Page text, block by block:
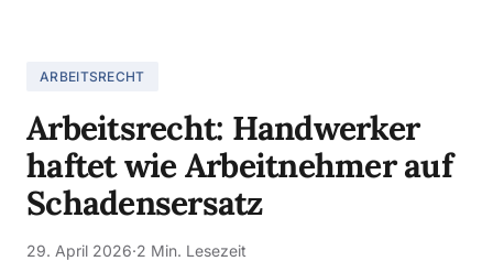
ARBEITSRECHT
Arbeitsrecht: Handwerker
haftet wie Arbeitnehmer auf
Schadensersatz
29. April 2026·2 Min. Lesezeit